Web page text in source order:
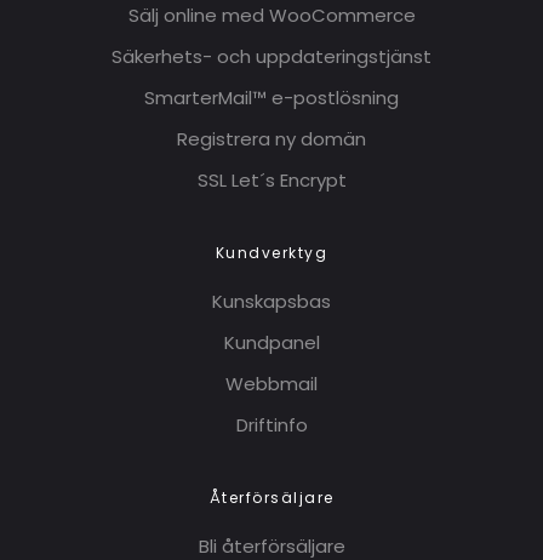
Sälj online med WooCommerce
Säkerhets- och uppdateringstjänst
SmarterMail™ e-postlösning
Registrera ny domän
SSL Let´s Encrypt
Kundverktyg
Kunskapsbas
Kundpanel
Webbmail
Driftinfo
Återförsäljare
Bli återförsäljare